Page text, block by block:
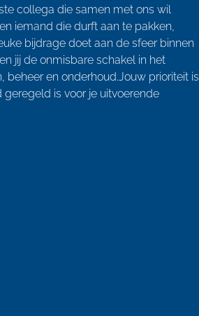
collega die samen met ons wil
iemand die durft aan te pakken,
bijdrage doet aan de sfeer binnen
jij de onmisbare schakel in het
beheer en onderhoud.Jouw prioriteit is
is voor je uitvoerende